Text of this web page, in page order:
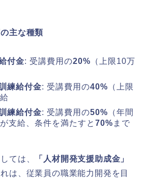
主な種類
付金: 受講費用の20% （上限10万
練給付金: 受講費用の40% （上限
練給付金: 受講費用の50% （年間
支給、条件を満たすと 70% まで
ては、
「人材開発支援助成金」
は、従業員の職業能力開発を目